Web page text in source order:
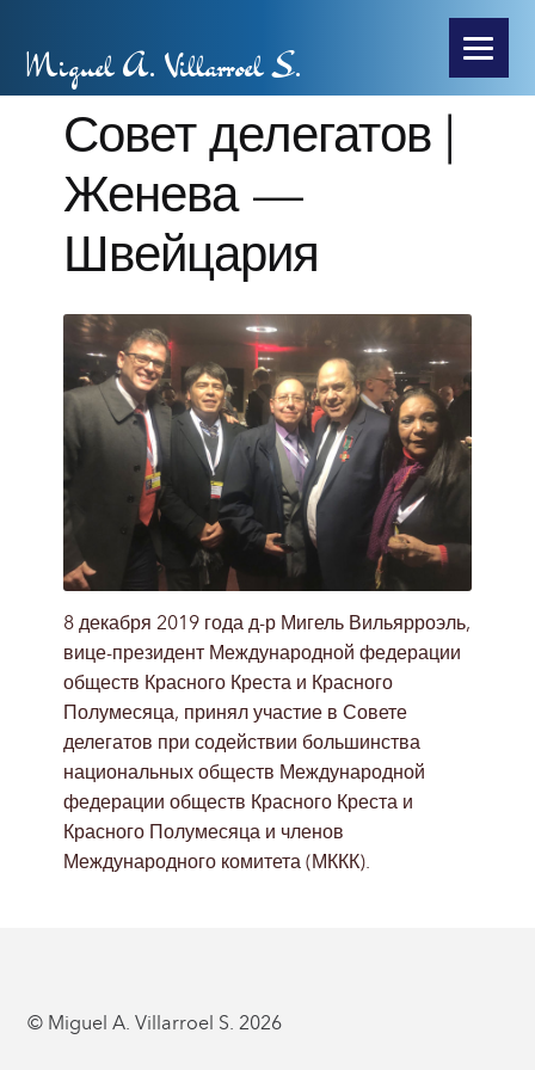
Miguel A. Villarroel S.
Совет делегатов |
Женева —
Швейцария
8 декабря 2019 года д-р Мигель Вильярроэль,
вице-президент Международной федерации
обществ Красного Креста и Красного
Полумесяца, принял участие в Совете
делегатов при содействии большинства
национальных обществ Международной
федерации обществ Красного Креста и
Красного Полумесяца и членов
Международного комитета (МККК).
© Miguel A. Villarroel S. 2026